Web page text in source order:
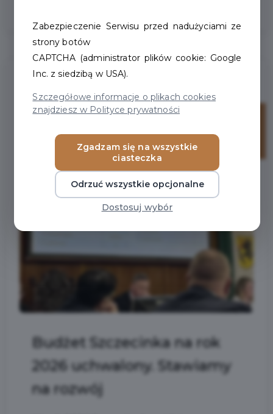
Budżet Szczecinka na rok
2026 uchwalony. Stawiamy
na rozwój
Zabezpieczenie Serwisu przed nadużyciami ze
strony botów
CAPTCHA (administrator plików cookie: Google
Inc. z siedzibą w USA).
Szczegółowe informacje o plikach cookies
znajdziesz w Polityce prywatności
Zgadzam się na wszystkie
ciasteczka
Odrzuć wszystkie opcjonalne
Dostosuj wybór